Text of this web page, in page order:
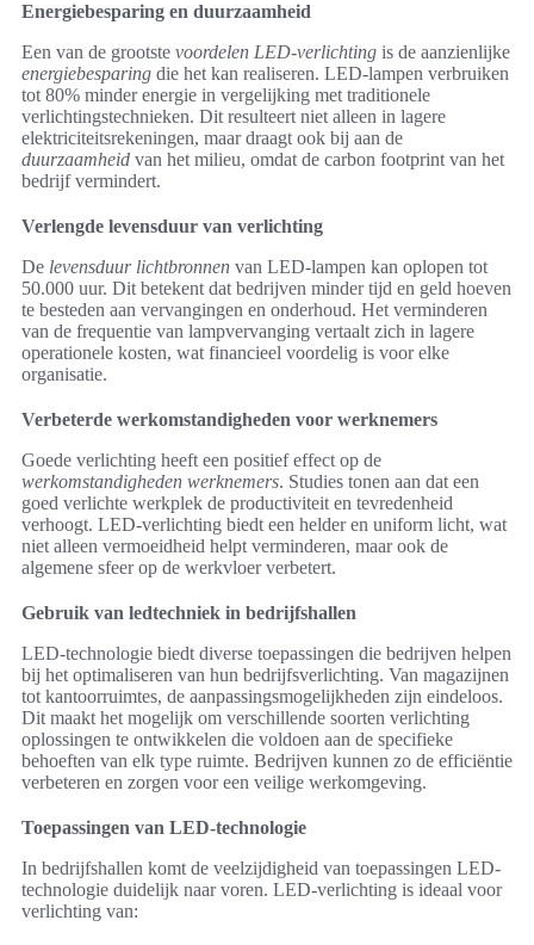
Energiebesparing en duurzaamheid
Een van de grootste voordelen LED-verlichting is de aanzienlijke
energiebesparing die het kan realiseren. LED-lampen verbruiken
tot 80% minder energie in vergelijking met traditionele
verlichtingstechnieken. Dit resulteert niet alleen in lagere
elektriciteitsrekeningen, maar draagt ook bij aan de
duurzaamheid van het milieu, omdat de carbon footprint van het
bedrijf vermindert.
Verlengde levensduur van verlichting
De levensduur lichtbronnen van LED-lampen kan oplopen tot
50.000 uur. Dit betekent dat bedrijven minder tijd en geld hoeven
te besteden aan vervangingen en onderhoud. Het verminderen
van de frequentie van lampvervanging vertaalt zich in lagere
operationele kosten, wat financieel voordelig is voor elke
organisatie.
Verbeterde werkomstandigheden voor werknemers
Goede verlichting heeft een positief effect op de
werkomstandigheden werknemers. Studies tonen aan dat een
goed verlichte werkplek de productiviteit en tevredenheid
verhoogt. LED-verlichting biedt een helder en uniform licht, wat
niet alleen vermoeidheid helpt verminderen, maar ook de
algemene sfeer op de werkvloer verbetert.
Gebruik van ledtechniek in bedrijfshallen
LED-technologie biedt diverse toepassingen die bedrijven helpen
bij het optimaliseren van hun bedrijfsverlichting. Van magazijnen
tot kantoorruimtes, de aanpassingsmogelijkheden zijn eindeloos.
Dit maakt het mogelijk om verschillende soorten verlichting
oplossingen te ontwikkelen die voldoen aan de specifieke
behoeften van elk type ruimte. Bedrijven kunnen zo de efficiëntie
verbeteren en zorgen voor een veilige werkomgeving.
Toepassingen van LED-technologie
In bedrijfshallen komt de veelzijdigheid van toepassingen LED-
technologie duidelijk naar voren. LED-verlichting is ideaal voor
verlichting van: